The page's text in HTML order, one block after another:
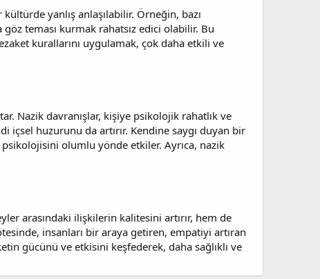
yanlış anlaşılabilir. Örneğin, bazı
teması kurmak rahatsız edici olabilir. Bu
kurallarını uygulamak, çok daha etkili ve
Nazik davranışlar, kişiye psikolojik rahatlık ve
içsel huzurunu da artırır. Kendine saygı duyan bir
olumlu yönde etkiler. Ayrıca, nazik
arasındaki ilişkilerin kalitesini artırır, hem de
insanları bir araya getiren, empatiyi artıran
gücünü ve etkisini keşfederek, daha sağlıklı ve